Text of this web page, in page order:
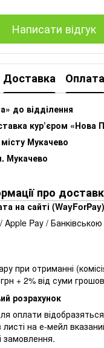
Написати відгук
Доставка Оплата
до відділення
кур’єром «Нова
Мукачево
Мукачево
про
на сайті (WayForPay)
Apple Pay /
при отриманні
+ 2% від суми
розрахунок
оплати
на е-мейл
замовлення.